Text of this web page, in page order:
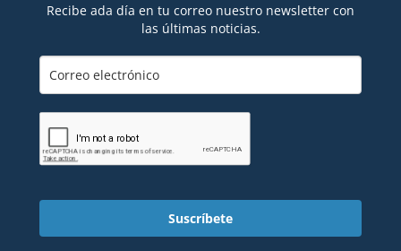
Recibe ada día en tu correo nuestro newsletter con
las últimas noticias.
Suscríbete